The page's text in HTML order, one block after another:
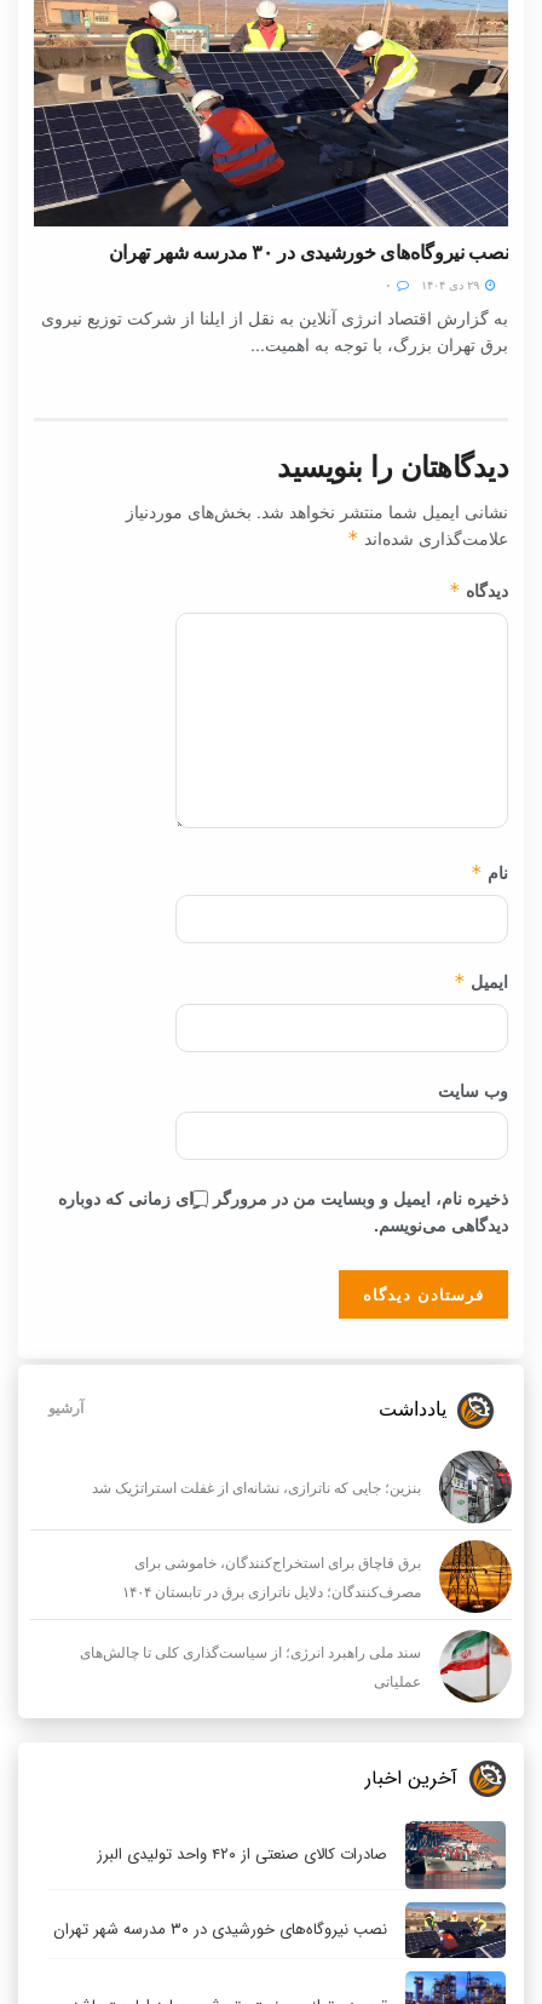
نصب نیروگاه‌های خورشیدی در ۳۰ مدرسه شهر تهران
به گزارش اقتصاد انرژی آنلاین به نقل از ایلنا از شرکت توزیع نیروی
برق تهران بزرگ، با توجه به اهمیت...
دیدگاهتان را بنویسید
نشانی ایمیل شما منتشر نخواهد شد. بخش‌های موردنیاز
علامت‌گذاری شده‌اند *
دیدگاه *
نام *
ایمیل *
وب‌ سایت
ذخیره نام، ایمیل و وبسایت من در مرورگر برای زمانی که دوباره
دیدگاهی می‌نویسم.
یادداشت آرشیو
بنزین؛ جایی که ناترازی، نشانه‌ای از غفلت استراتژیک شد
برق قاچاق برای استخراج‌کنندگان، خاموشی برای
مصرف‌کنندگان؛ دلایل ناترازی برق در تابستان ۱۴۰۴
سند ملی راهبرد انرژی؛ از سیاست‌گذاری کلی تا چالش‌های
عملیاتی
آخرین اخبار
صادرات کالای صنعتی از ۴۲۰ واحد تولیدی البرز
نصب نیروگاه‌های خورشیدی در ۳۰ مدرسه شهر تهران